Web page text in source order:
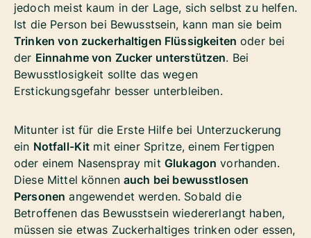
jedoch meist kaum in der Lage, sich selbst zu helfen.
Ist die Person bei Bewusstsein, kann man sie beim
Trinken von zuckerhaltigen Flüssigkeiten oder bei
der Einnahme von Zucker unterstützen. Bei
Bewusstlosigkeit sollte das wegen
Erstickungsgefahr besser unterbleiben.
Mitunter ist für die Erste Hilfe bei Unterzuckerung
ein Notfall-Kit mit einer Spritze, einem Fertigpen
oder einem Nasenspray mit Glukagon vorhanden.
Diese Mittel können auch bei bewusstlosen
Personen angewendet werden. Sobald die
Betroffenen das Bewusstsein wiedererlangt haben,
müssen sie etwas Zuckerhaltiges trinken oder essen,